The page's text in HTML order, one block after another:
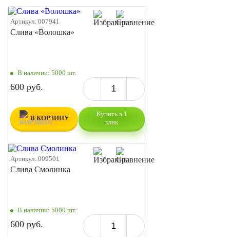
Артикул: 007941
Слива «Волошка»
В наличии: 5000 шт.
600 руб.
В КОРЗИНУ
Купить в 1
клик
Артикул: 009501
Слива Смолинка
В наличии: 5000 шт.
600 руб.